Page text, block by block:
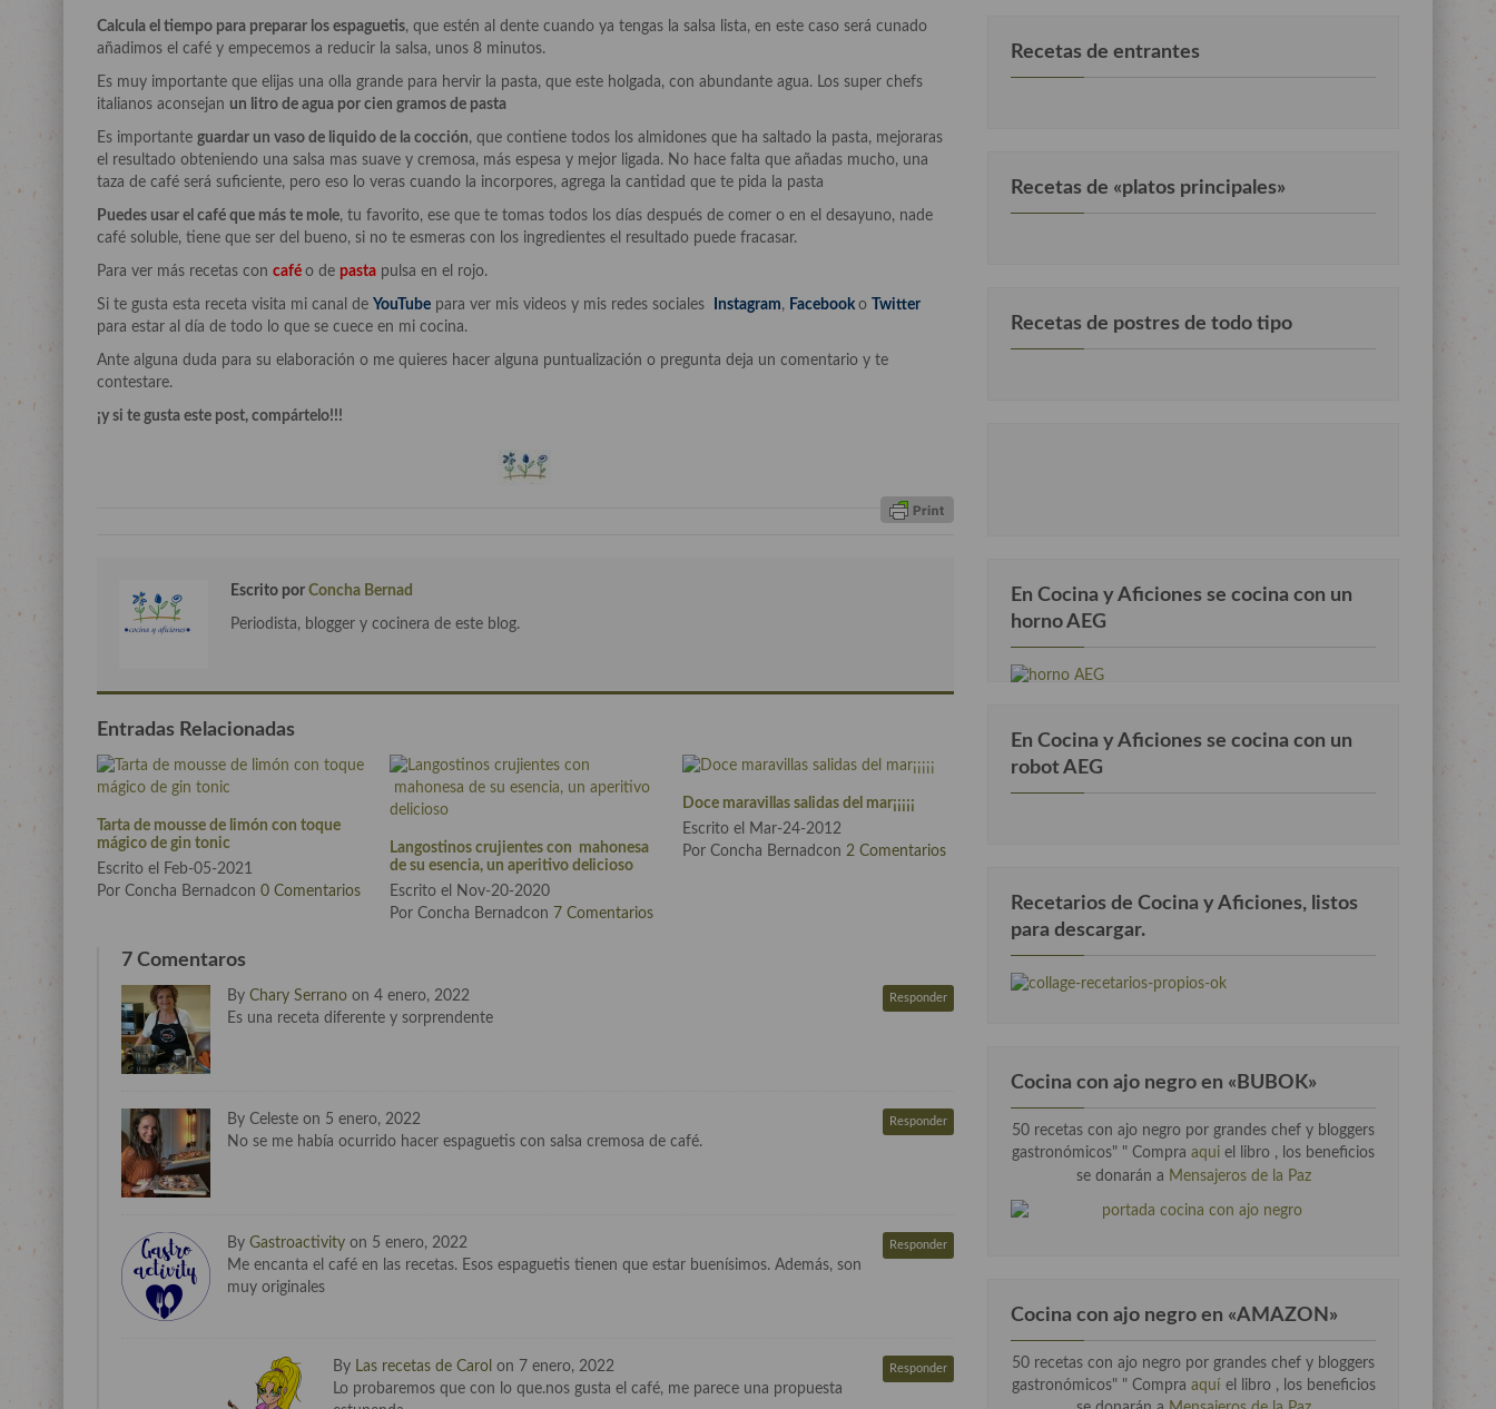
Calcula el tiempo para preparar los espaguetis, que estén al dente cuando ya tengas la salsa lista, en este caso será cunado
añadimos el café y empecemos a reducir la salsa, unos 8 minutos.
Es muy importante que elijas una olla grande para hervir la pasta, que este holgada, con abundante agua. Los super chefs
italianos aconsejan un litro de agua por cien gramos de pasta
Es importante guardar un vaso de liquido de la cocción, que contiene todos los almidones que ha saltado la pasta, mejoraras
el resultado obteniendo una salsa mas suave y cremosa, más espesa y mejor ligada. No hace falta que añadas mucho, una
taza de café será suficiente, pero eso lo veras cuando la incorpores, agrega la cantidad que te pida la pasta
Puedes usar el café que más te mole, tu favorito, ese que te tomas todos los días después de comer o en el desayuno, nade
café soluble, tiene que ser del bueno, si no te esmeras con los ingredientes el resultado puede fracasar.
Para ver más recetas con café o de pasta pulsa en el rojo.
Si te gusta esta receta visita mi canal de YouTube para ver mis videos y mis redes sociales Instagram, Facebook o
Twitter
para estar al día de todo lo que se cuece en mi cocina.
Ante alguna duda para su elaboración o me quieres hacer alguna puntualización o pregunta deja un comentario y te
contestare.
¡y si te gusta este post, compártelo!!!
Escrito por Concha Bernad
Periodista, blogger y cocinera de este blog.
Entradas Relacionadas
Tarta de mousse de limón con toque
mágico de gin tonic
Escrito el Feb-05-2021
Por Concha Bernadcon 0 Comentarios
Langostinos crujientes con mahonesa
de su esencia, un aperitivo delicioso
Escrito el Nov-20-2020
Por Concha Bernadcon 7 Comentarios
Doce maravillas salidas del mar¡¡¡¡¡
Escrito el Mar-24-2012
Por Concha Bernadcon2 Comentarios
7 Comentaros
By Chary Serrano on 4 enero, 2022 Responder
Es una receta diferente y sorprendente
By Celeste on 5 enero, 2022 Responder
No se me había ocurrido hacer espaguetis con salsa cremosa de café.
By Gastroactivity on 5 enero, 2022 Responder
Me encanta el café en las recetas. Esos espaguetis tienen que estar buenísimos. Además, son
muy originales
By Las recetas de Carol on 7 enero, 2022 Responder
Lo probaremos que con lo que.nos gusta el café, me parece una propuesta
Recetas de entrantes
Recetas de «platos principales»
Recetas de postres de todo tipo
En Cocina y Aficiones se cocina con un
horno AEG
En Cocina y Aficiones se cocina con un
robot AEG
Recetarios de Cocina y Aficiones, listos
para descargar.
Cocina con ajo negro en «BUBOK»
50 recetas con ajo negro por grandes chef y bloggers
gastronómicos" " Compra aqui el libro , los beneficios
se donarán a Mensajeros de la Paz
Cocina con ajo negro en «AMAZON»
50 recetas con ajo negro por grandes chef y bloggers
gastronómicos" " Compra aquíel libro , los beneficios